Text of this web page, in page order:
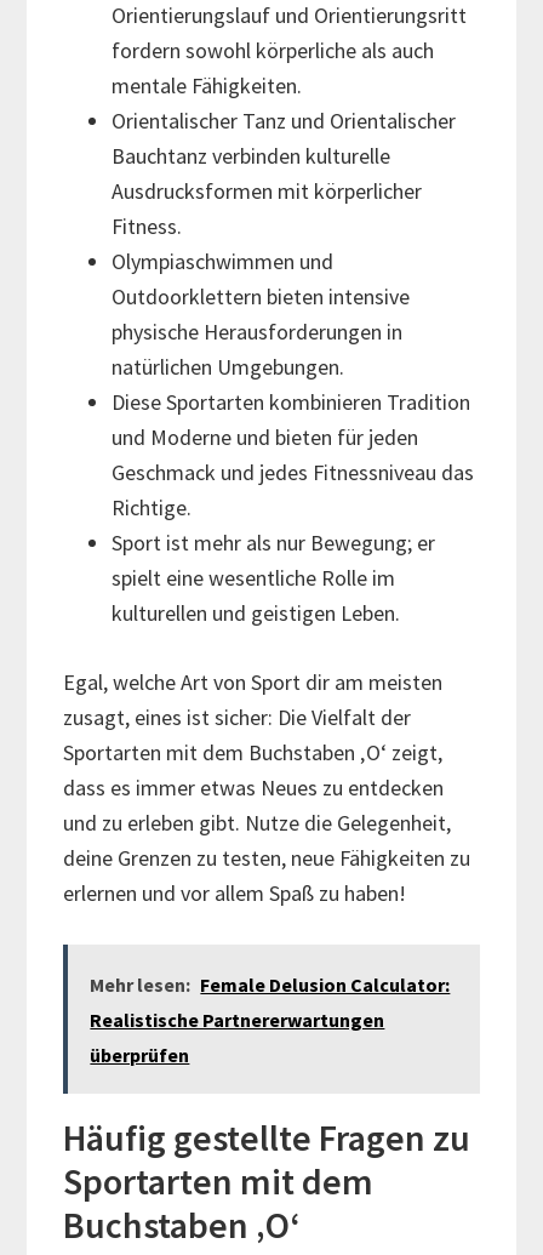
Orientierungslauf und Orientierungsritt
fordern sowohl körperliche als auch
mentale Fähigkeiten.
Orientalischer Tanz und Orientalischer
Bauchtanz verbinden kulturelle
Ausdrucksformen mit körperlicher
Fitness.
Olympiaschwimmen und
Outdoorklettern bieten intensive
physische Herausforderungen in
natürlichen Umgebungen.
Diese Sportarten kombinieren Tradition
und Moderne und bieten für jeden
Geschmack und jedes Fitnessniveau das
Richtige.
Sport ist mehr als nur Bewegung; er
spielt eine wesentliche Rolle im
kulturellen und geistigen Leben.
Egal, welche Art von Sport dir am meisten
zusagt, eines ist sicher: Die Vielfalt der
Sportarten mit dem Buchstaben ‚O‘ zeigt,
dass es immer etwas Neues zu entdecken
und zu erleben gibt. Nutze die Gelegenheit,
deine Grenzen zu testen, neue Fähigkeiten zu
erlernen und vor allem Spaß zu haben!
Mehr lesen: Female Delusion Calculator:
Realistische Partnererwartungen
überprüfen
Häufig gestellte Fragen zu
Sportarten mit dem
Buchstaben ‚O‘